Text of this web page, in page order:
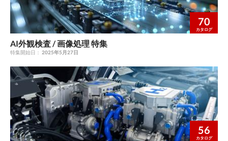
70
カタログ
AI外観検査 / 画像処理 特集
特集開始日： 2025年5月27日
56
カタログ